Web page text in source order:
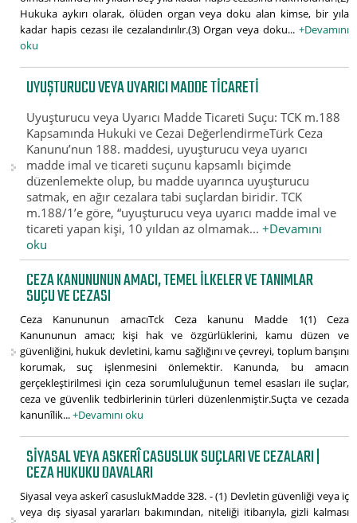
Hukuka aykırı olarak, ölüden organ veya doku alan kimse, bir yıla
kadar hapis cezası ile cezalandırılır.(3) Organ veya doku... +Devamını
oku
UYUŞTURUCU VEYA UYARICI MADDE TICARETI
Uyuşturucu veya Uyarıcı Madde Ticareti Suçu: TCK m.188
Kapsamında Hukuki ve Cezai DeğerlendirmeTürk Ceza
Kanunu’nun 188. maddesi, uyuşturucu veya uyarıcı
madde imal ve ticareti suçunu kapsamlı biçimde
düzenlemekte olup, bu madde uyarınca uyuşturucu
satmak, en ağır cezalara tabi suçlardan biridir. TCK
m.188/1’e göre, “uyuşturucu veya uyarıcı madde imal ve
ticareti yapan kişi, 10 yıldan az olmamak...+Devamını
oku
CEZA KANUNUNUN AMACI, TEMEL İLKELER VE TANIMLAR
SUÇU VE CEZASI
Ceza Kanununun amacıTck Ceza kanunu Madde 1(1) Ceza
Kanununun amacı; kişi hak ve özgürlüklerini, kamu düzen ve
güvenliğini, hukuk devletini, kamu sağlığını ve çevreyi, toplum barışını
korumak, suç işlenmesini önlemektir. Kanunda, bu amacın
gerçekleştirilmesi için ceza sorumluluğunun temel esasları ile suçlar,
ceza ve güvenlik tedbirlerinin türleri düzenlenmiştir.Suçta ve cezada
kanunîlik...+Devamını oku
SIYASAL VEYA ASKERÎ CASUSLUK SUÇLARI VE CEZALARI |
CEZA HUKUKU DAVALARI
Siyasal veya askerî casuslukMadde 328. - (1) Devletin güvenliği veya iç
veya dış siyasal yararları bakımından, niteliği itibarıyla, gizli kalması